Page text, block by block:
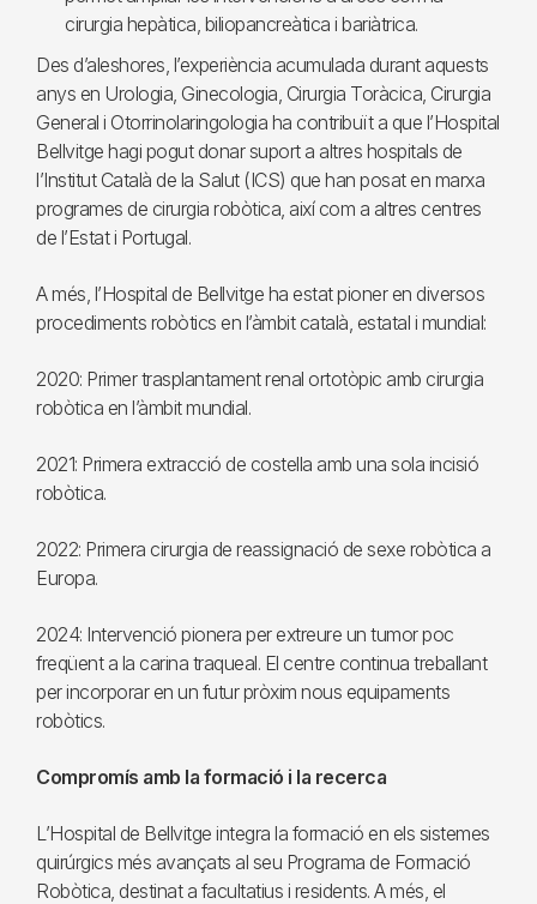
cirurgia hepàtica, biliopancreàtica i bariàtrica.
Des d’aleshores, l’experiència acumulada durant aquests
anys en Urologia, Ginecologia, Cirurgia Toràcica, Cirurgia
General i Otorrinolaringologia ha contribuït a que l’Hospital
Bellvitge hagi pogut donar suport a altres hospitals de
l’Institut Català de la Salut (ICS) que han posat en marxa
programes de cirurgia robòtica, així com a altres centres
de l’Estat i Portugal.
A més, l’Hospital de Bellvitge ha estat pioner en diversos
procediments robòtics en l’àmbit català, estatal i mundial:
2020: Primer trasplantament renal ortotòpic amb cirurgia
robòtica en l’àmbit mundial.
2021: Primera extracció de costella amb una sola incisió
robòtica.
2022: Primera cirurgia de reassignació de sexe robòtica a
Europa.
2024: Intervenció pionera per extreure un tumor poc
freqüent a la carina traqueal. El centre continua treballant
per incorporar en un futur pròxim nous equipaments
robòtics.
Compromís amb la formació i la recerca
L’Hospital de Bellvitge integra la formació en els sistemes
quirúrgics més avançats al seu Programa de Formació
Robòtica, destinat a facultatius i residents. A més, el